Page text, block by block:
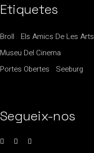
Etiquetes
Broll
Els Amics De Les Arts
Museu Del Cinema
Portes Obertes
Seeburg
Segueix-nos